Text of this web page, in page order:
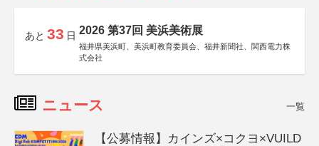
あと 33 日 2026 第37回 美浜美術展
福井県美浜町、美浜町教育委員会、福井新聞社、関西電力株
式会社
ニュース 一覧
【公募情報】カインズ×コクヨ×VUILD